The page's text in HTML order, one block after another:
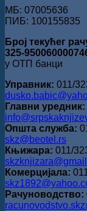
МБ: 07005636
ПИБ: 100155835
Број текућег
325-
у ОТП банци
Управник: 011/
Главни уредник:
Општа служба:
skz@beotel.rs
Књижара: 011/
Комерцијала:
Рачуноводство: